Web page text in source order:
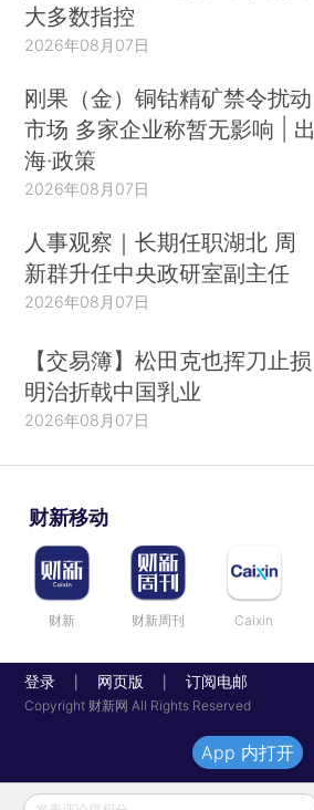
大多数指控
2026年08月07日
刚果（金）铜钴精矿禁令扰动
市场 多家企业称暂无影响 | 出
海·政策
2026年08月07日
人事观察｜长期任职湖北 周
新群升任中央政研室副主任
2026年08月07日
【交易簿】松田克也挥刀止损
明治折戟中国乳业
2026年08月07日
财新移动
财新 财新周刊 Caixin
登录 网页版 订阅电邮
Copyright 财新网 All Rights Reserved
App 内打开